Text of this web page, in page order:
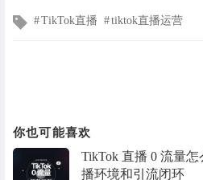
文TikTok直播 tiktok直播运营
你也可能喜欢
TikTok 直播 0 流量
播环境和引流闭环